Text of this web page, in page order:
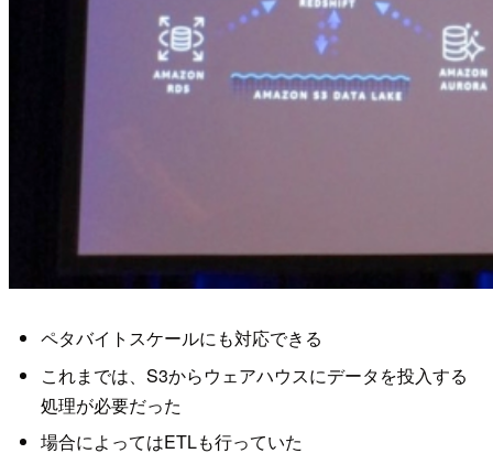
ペタバイトスケールにも対応できる
これまでは、S3からウェアハウスにデータを投入する
処理が必要だった
場合によってはETLも行っていた